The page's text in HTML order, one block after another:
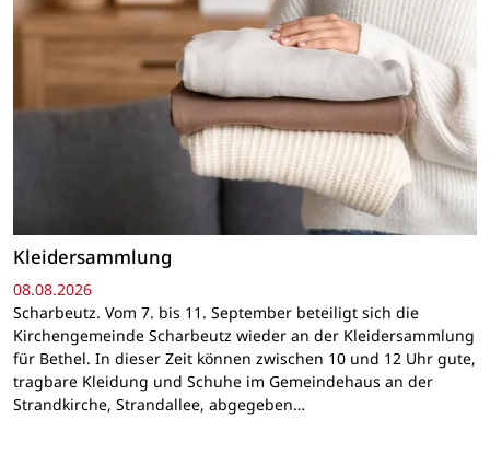
Kleidersammlung
08.08.2026
Scharbeutz. Vom 7. bis 11. September beteiligt sich die
Kirchengemeinde Scharbeutz wieder an der Kleidersammlung
für Bethel. In dieser Zeit können zwischen 10 und 12 Uhr gute,
tragbare Kleidung und Schuhe im Gemeindehaus an der
Strandkirche, Strandallee, abgegeben…